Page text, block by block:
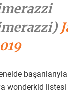
wonderkid